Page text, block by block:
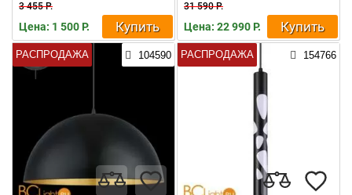
3 455 Р.
Цена: 1 500 Р. Купить
31 590 Р.
Цена: 22 990 Р. Купить
РАСПРОДАЖА 104590 РАСПРОДАЖА 154766